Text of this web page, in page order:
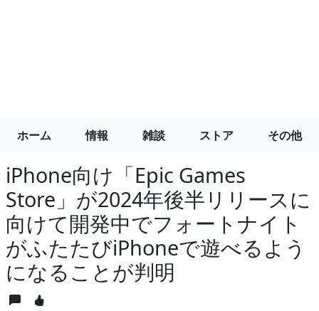
ホーム 情報 雑談 ストア その他
iPhone向け「Epic Games
Store」が2024年後半リリースに
向けて開発中でフォートナイト
がふたたびiPhoneで遊べるよう
になることが判明